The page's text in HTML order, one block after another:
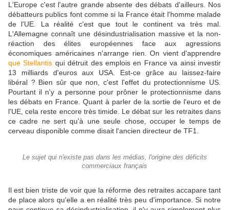
L'Europe c'est l'autre grande absente des débats d'ailleurs. Nos
débatteurs publics font comme si la France était l'homme malade
de l'UE. La réalité c'est que tout le continent va très mal.
L'Allemagne connaît une désindustrialisation massive et la non-
réaction des élites européennes face aux agressions
économiques américaines n'arrange rien. On vient d'apprendre
que Stellantis qui détruit des emplois en France va ainsi investir
13 milliards d'euros aux USA. Est-ce grâce au laissez-faire
libéral ? Bien sûr que non, c'est l'effet du protectionnisme US.
Pourtant il n'y a personne pour prôner le protectionnisme dans
les débats en France. Quant à parler de la sortie de l'euro et de
l'UE, cela reste encore très timide. Le débat sur les retraites dans
ce cadre ne sert qu'à une seule chose, occuper le temps de
cerveau disponible comme disait l'ancien directeur de TF1.
Le sujet qui n'existe pas dans les médias, l'origine des déficits
commerciaux français
Il est bien triste de voir que la réforme des retraites accapare tant
de place alors qu'elle a en réalité très peu d'importance. Si notre